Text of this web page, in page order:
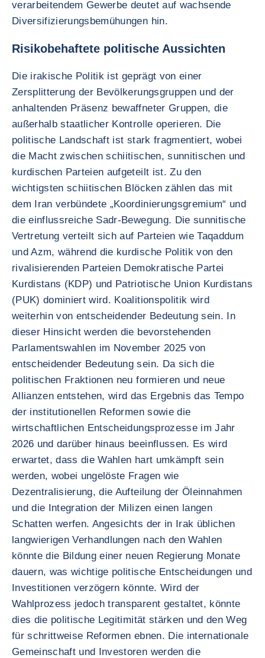
verarbeitendem Gewerbe deutet auf wachsende
Diversifizierungsbemühungen hin.
Risikobehaftete politische Aussichten
Die irakische Politik ist geprägt von einer
Zersplitterung der Bevölkerungsgruppen und der
anhaltenden Präsenz bewaffneter Gruppen, die
außerhalb staatlicher Kontrolle operieren. Die
politische Landschaft ist stark fragmentiert, wobei
die Macht zwischen schiitischen, sunnitischen und
kurdischen Parteien aufgeteilt ist. Zu den
wichtigsten schiitischen Blöcken zählen das mit
dem Iran verbündete „Koordinierungsgremium“ und
die einflussreiche Sadr-Bewegung. Die sunnitische
Vertretung verteilt sich auf Parteien wie Taqaddum
und Azm, während die kurdische Politik von den
rivalisierenden Parteien Demokratische Partei
Kurdistans (KDP) und Patriotische Union Kurdistans
(PUK) dominiert wird. Koalitionspolitik wird
weiterhin von entscheidender Bedeutung sein. In
dieser Hinsicht werden die bevorstehenden
Parlamentswahlen im November 2025 von
entscheidender Bedeutung sein. Da sich die
politischen Fraktionen neu formieren und neue
Allianzen entstehen, wird das Ergebnis das Tempo
der institutionellen Reformen sowie die
wirtschaftlichen Entscheidungsprozesse im Jahr
2026 und darüber hinaus beeinflussen. Es wird
erwartet, dass die Wahlen hart umkämpft sein
werden, wobei ungelöste Fragen wie
Dezentralisierung, die Aufteilung der Öleinnahmen
und die Integration der Milizen einen langen
Schatten werfen. Angesichts der in Irak üblichen
langwierigen Verhandlungen nach den Wahlen
könnte die Bildung einer neuen Regierung Monate
dauern, was wichtige politische Entscheidungen und
Investitionen verzögern könnte. Wird der
Wahlprozess jedoch transparent gestaltet, könnte
dies die politische Legitimität stärken und den Weg
für schrittweise Reformen ebnen. Die internationale
Gemeinschaft und Investoren werden die